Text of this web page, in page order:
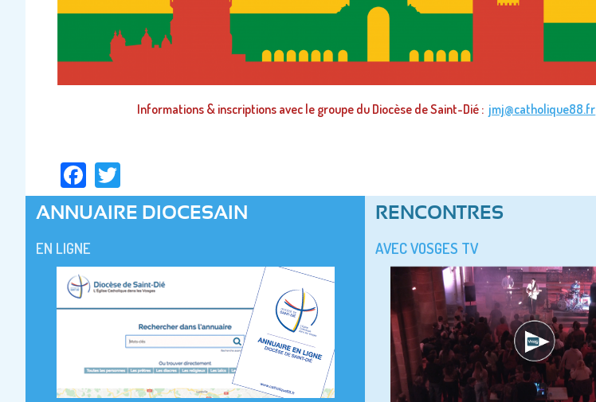
Informations & inscriptions avec le groupe du Diocèse de Saint-Dié : jmj@catholique88.fr
Facebook
ANNUAIRE DIOCESAIN
EN LIGNE
RENCONTRES
AVEC VOSGES TV